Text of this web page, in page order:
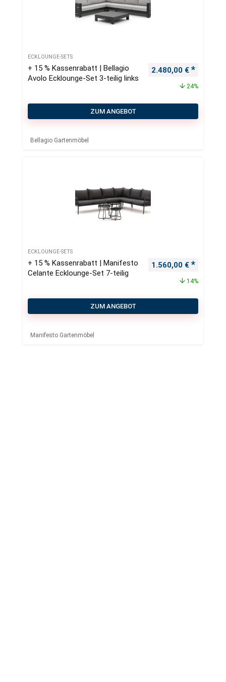
ECKLOUNGE-SETS
+ 15 % Kassenrabatt | Bellagio
Avolo Ecklounge-Set 3-teilig links
Ursprünglicher
2.480,00 €
24%
ZUM ANGEBOT
Bellagio Gartenmöbel
ECKLOUNGE-SETS
+ 15 % Kassenrabatt | Manifesto
Celante Ecklounge-Set 7-teilig
Ursprünglicher
1.560,00 €
14%
ZUM ANGEBOT
Manifesto Gartenmöbel